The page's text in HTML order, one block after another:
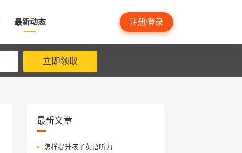
最新动态 注册/登录
立即领取
最新文章
怎样提升孩子英语听力